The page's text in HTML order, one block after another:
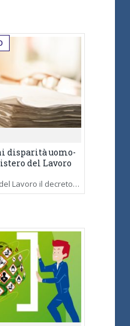
disparità uomo-
del Lavoro
Lavoro il decreto…